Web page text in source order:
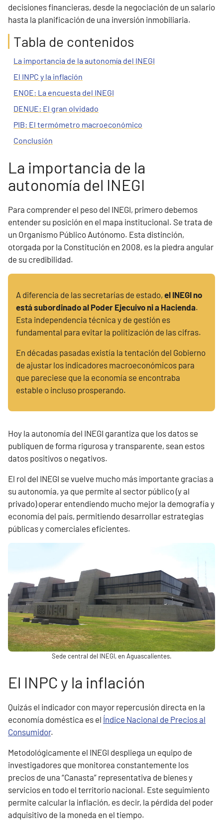
decisiones financieras, desde la negociación de un salario
hasta la planificación de una inversión inmobiliaria.
Tabla de contenidos
La importancia de la autonomía del INEGI
El INPC y la inflación
ENOE: La encuesta del INEGI
DENUE: El gran olvidado
PIB: El termómetro macroeconómico
Conclusión
La importancia de la
autonomía del INEGI
Para comprender el peso del INEGI, primero debemos
entender su posición en el mapa institucional. Se trata de
un Organismo Público Autónomo. Esta distinción,
otorgada por la Constitución en 2008, es la piedra angular
de su credibilidad.
A diferencia de las secretarías de estado, el INEGI no
está subordinado al Poder Ejecuivo ni a Hacienda.
Esta independencia técnica y de gestión es
fundamental para evitar la politización de las cifras.
En décadas pasadas existía la tentación del Gobierno
de ajustar los indicadores macroeconómicos para
que pareciese que la economía se encontraba
estable o incluso prosperando.
Hoy la autonomía del INEGI garantiza que los datos se
publiquen de forma rigurosa y transparente, sean estos
datos positivos o negativos.
El rol del INEGI se vuelve mucho más importante gracias a
su autonomía, ya que permite al sector público (y al
privado) operar entendiendo mucho mejor la demografía y
economía del país, permitiendo desarrollar estrategias
públicas y comerciales eficientes.
Sede central del INEGI, en Aguascalientes.
El INPC y la inflación
Quizás el indicador con mayor repercusión directa en la
economía doméstica es el Índice Nacional de Precios al
Consumidor.
Metodológicamente el INEGI despliega un equipo de
investigadores que monitorea constantemente los
precios de una “Canasta” representativa de bienes y
servicios en todo el territorio nacional. Este seguimiento
permite calcular la inflación, es decir, la pérdida del poder
adquisitivo de la moneda en el tiempo.